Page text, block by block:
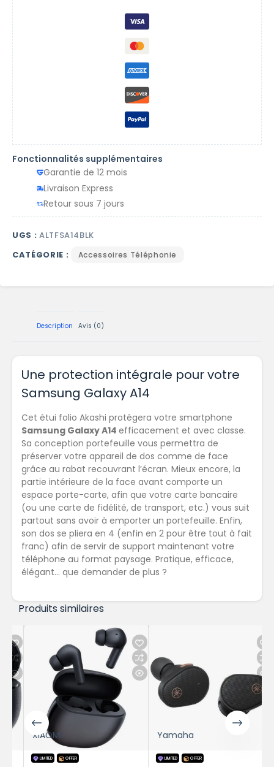
Fonctionnalités supplémentaires
Garantie de 12 mois
Livraison Express
Retour sous 7 jours
UGS : ALTFSA14BLK
CATÉGORIE :
Accessoires Téléphonie
Description Avis (0)
Une protection intégrale pour votre
Samsung Galaxy A14
Cet étui folio Akashi protégera votre smartphone
Samsung Galaxy A14 efficacement et avec classe.
Sa conception portefeuille vous permettra de
préserver votre appareil de dos comme de face
grâce au rabat recouvrant l’écran. Mieux encore, la
partie intérieure de la face avant comporte un
espace porte-carte, afin que votre carte bancaire
(ou une carte de fidélité, de transport, etc.) vous suit
partout sans avoir à emporter un portefeuille. Enfin,
son dos se pliera en 4 (enfin en 2 pour être tout à fait
franc) afin de servir de support maintenant votre
téléphone au format paysage. Pratique, efficace,
élégant… que demander de plus ?
Produits similaires
XIAOMI
LIMITED OFFER
Yamaha
LIMITED OFFER